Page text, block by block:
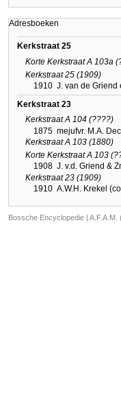
Adresboeken
Kerkstraat 25
Korte Kerkstraat A 103a
Kerkstraat 25 (1909)
1910 J. van de Griend
Kerkstraat 23
Kerkstraat A 104 (????)
1875 mejufvr. M.A.
Kerkstraat A 103 (1880)
Korte Kerkstraat A 103
1908 J. v.d. Griend &
Kerkstraat 23 (1909)
1910 A.W.H. Krekel
Bossche Encyclopedie | A.F.A.M.